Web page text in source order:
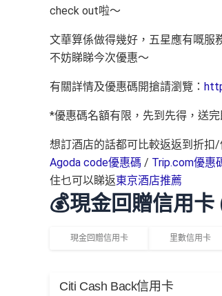
check out啦～
文華算係做得幾好，五星應有嘅服
不妨睇睇今次優惠～
有關詳情及優惠碼開搶請瀏覽：
*優惠碼名額有限，先到先得，送
想訂酒店的話都可比較返返到折扣
Agoda code優惠碼 / Trip.com優惠
住乜可以睇返東京酒店推薦
💰現金回贈信用
現金回贈信用卡 里數信用卡
Citi Cash Back信用卡